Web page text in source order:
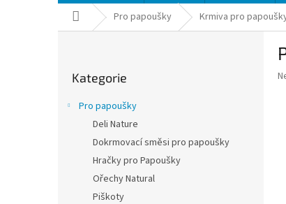
Domů Pro papoušky Krmiva pro
kategorie
Kategorie
Pro papoušky
Deli Nature
Dokrmovací směsi pro papoušky
Hračky pro Papoušky
Ořechy Natural
Piškoty